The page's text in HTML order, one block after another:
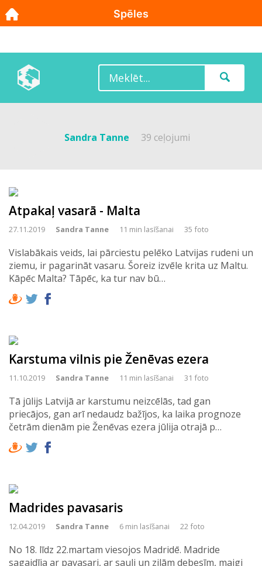
Sandra Tanne 39 ceļojumi
Atpakaļ vasarā - Malta
27.11.2019 Sandra Tanne 11 min lasīšanai 35 foto
Vislabākais veids, lai pārciestu pelēko Latvijas rudeni un
ziemu, ir pagarināt vasaru. Šoreiz izvēle krita uz Maltu.
Kāpēc Malta? Tāpēc, ka tur nav bū…
Karstuma vilnis pie Ženēvas ezera
11.10.2019 Sandra Tanne 11 min lasīšanai 31 foto
Tā jūlijs Latvijā ar karstumu neizcēlās, tad gan
priecājos, gan arī nedaudz bažījos, ka laika prognoze
četrām dienām pie Ženēvas ezera jūlija otrajā p…
Madrides pavasaris
12.04.2019 Sandra Tanne 6 min lasīšanai 22 foto
No 18. līdz 22.martam viesojos Madridē. Madride
sagaidīja ar pavasari, ar sauli un zilām debesīm, maigi